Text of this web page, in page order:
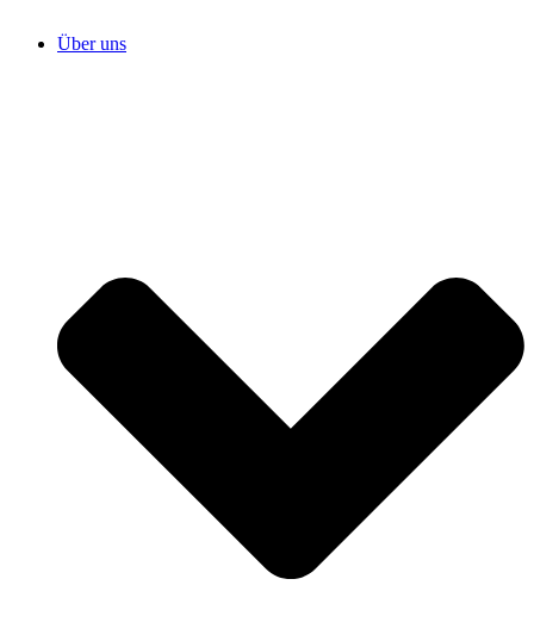
Über uns